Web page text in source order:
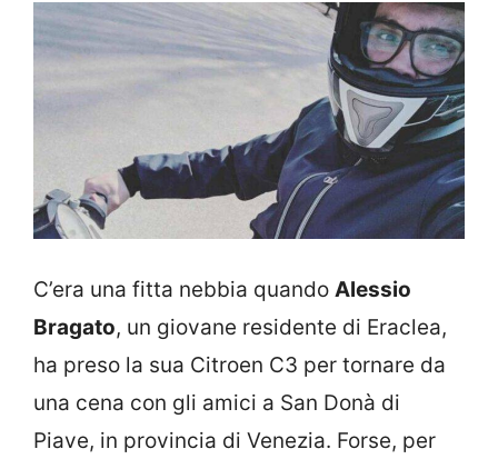
C’era una fitta nebbia quando Alessio
Bragato, un giovane residente di Eraclea,
ha preso la sua Citroen C3 per tornare da
una cena con gli amici a San Donà di
Piave, in provincia di Venezia. Forse, per